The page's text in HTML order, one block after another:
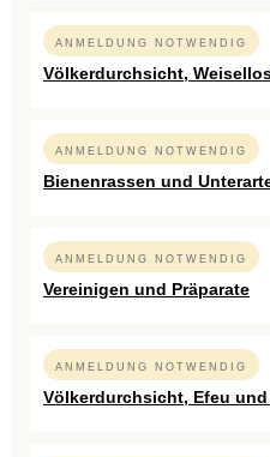
ANMELDUNG NOTWENDIG
Völkerdurchsicht,
ANMELDUNG NOTWENDIG
Bienenrassen und
ANMELDUNG NOTWENDIG
Vereinigen und Präparate
ANMELDUNG NOTWENDIG
Völkerdurchsicht, Efeu